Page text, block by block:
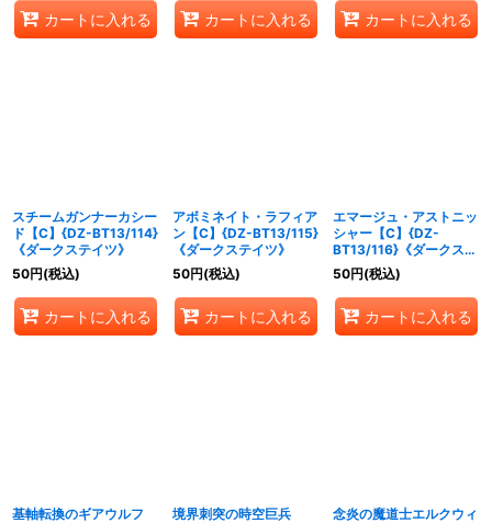
カートに入れる カートに入れる カートに入れる
スチームガンナーカシー
ド【C】{DZ-BT13/114}
《ダークステイツ》
50円(税込)
カートに入れる
アボミネイト・ラフィア
ン【C】{DZ-BT13/115}
《ダークステイツ》
50円(税込)
カートに入れる
エマージュ・アストニッ
シャー【C】{DZ-
BT13/116}《ダークステ
イツ》
50円(税込)
カートに入れる
基軸転換のギアウルフ
境界刺突の時空巨兵
念炎の魔道士エルクウィ